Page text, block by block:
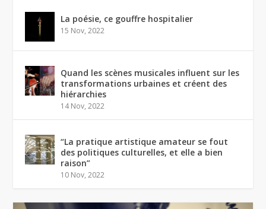
La poésie, ce gouffre hospitalier
15 Nov, 2022
Quand les scènes musicales influent sur les
transformations urbaines et créent des
hiérarchies
14 Nov, 2022
“La pratique artistique amateur se fout
des politiques culturelles, et elle a bien
raison”
10 Nov, 2022